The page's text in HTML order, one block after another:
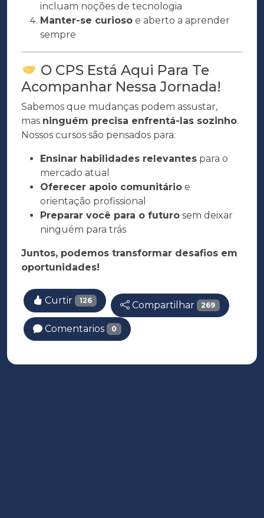
incluam noções de tecnologia
Manter-se curioso e aberto a aprender
sempre
O CPS Está Aqui Para Te
Acompanhar Nessa Jornada!
Sabemos que mudanças podem assustar,
mas ninguém precisa enfrentá-las sozinho.
Nossos cursos são pensados para:
Ensinar habilidades relevantes para o
mercado atual
Oferecer apoio comunitário e
orientação profissional
Preparar você para o futuro sem deixar
ninguém para trás
Juntos, podemos transformar desafios em
oportunidades!
Curtir 126 Compartilhar 269
Comentarios 0